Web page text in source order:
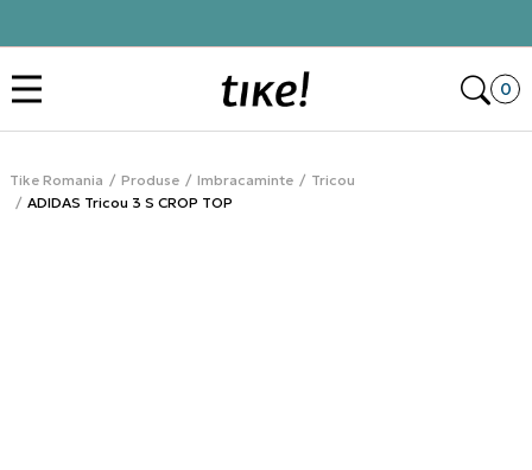
0
Tike Romania Produse Imbracaminte
Tricou
ADIDAS Tricou 3 S CROP TOP